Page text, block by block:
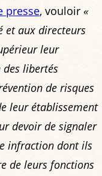
presse, vouloir «
et aux directeurs
leur
libertés
de risques
leur établissement
devoir de signaler
infraction dont ils
de leurs fonctions